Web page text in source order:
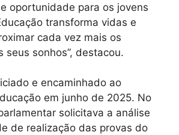
oportunidade para os jovens
transforma vidas e
cada vez mais os
seus sonhos”, destacou.
e encaminhado ao
em junho de 2025. No
solicitava a análise
de realização das provas do